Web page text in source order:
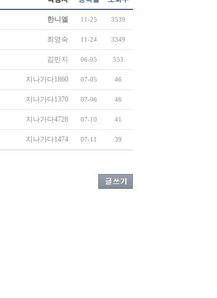
한니엘 11-25 3539
최영숙 11-24 3349
김민지 06-05 553
지나가다1860 07-05 46
지나가다1370 07-06 46
지나가다4728 07-10 41
지나가다1474 07-11 39